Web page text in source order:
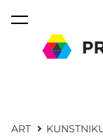
lisati ostukorvi.
ART